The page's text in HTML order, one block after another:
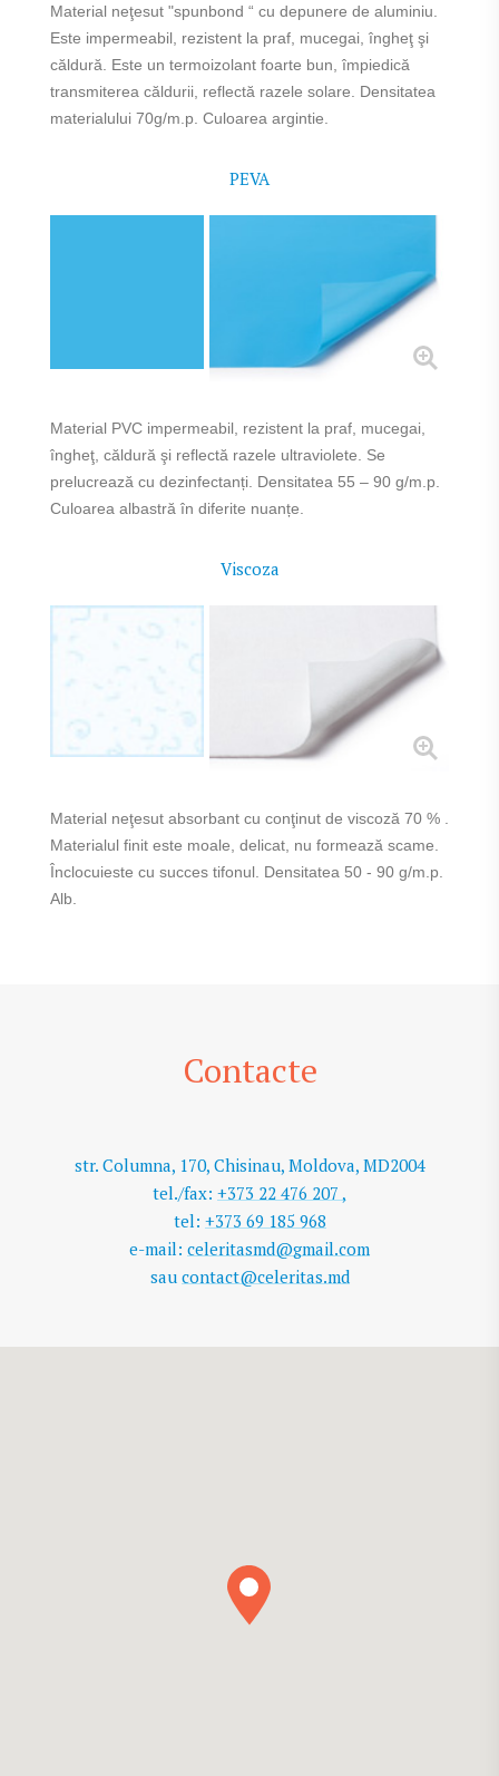
Material neţesut "spunbond “ cu depunere de aluminiu.
Este impermeabil, rezistent la praf, mucegai, îngheţ şi
căldură. Este un termoizolant foarte bun, împiedică
transmiterea căldurii, reflectă razele solare. Densitatea
materialului 70g/m.p. Culoarea argintie.
PEVA
Material PVC impermeabil, rezistent la praf, mucegai,
îngheţ, căldură şi reflectă razele ultraviolete. Se
prelucrează cu dezinfectanți. Densitatea 55 – 90 g/m.p.
Culoarea albastră în diferite nuanțe.
Viscoza
Material neţesut absorbant cu conţinut de viscoză 70 % .
Materialul finit este moale, delicat, nu formează scame.
Înclocuieste cu succes tifonul. Densitatea 50 - 90 g/m.p.
Alb.
Contacte
str. Columna, 170, Chisinau, Moldova, MD2004
tel./fax: +373 22 476 207 ,
tel: +373 69 185 968
e-mail: celeritasmd@gmail.com
sau contact@celeritas.md